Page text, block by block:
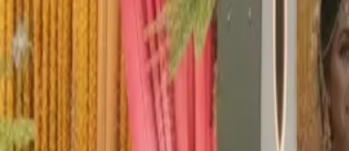
Jetzt buchen